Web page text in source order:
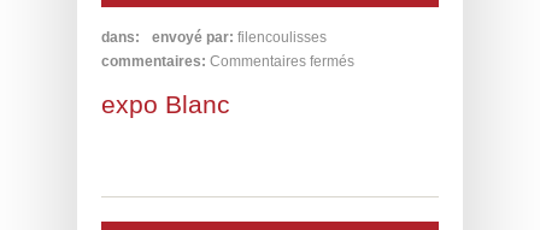
dans: envoyé par: filencoulisses
commentaires: Commentaires fermés
expo Blanc